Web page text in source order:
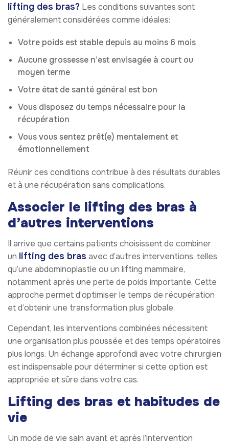
lifting des bras? Les conditions suivantes sont
généralement considérées comme idéales:
Votre poids est stable depuis au moins 6 mois
Aucune grossesse n’est envisagée à court ou
moyen terme
Votre état de santé général est bon
Vous disposez du temps nécessaire pour la
récupération
Vous vous sentez prêt(e) mentalement et
émotionnellement
Réunir ces conditions contribue à des résultats durables
et à une récupération sans complications.
Associer le lifting des bras à
d’autres interventions
Il arrive que certains patients choisissent de combiner
un lifting des bras avec d’autres interventions, telles
qu’une abdominoplastie ou un lifting mammaire,
notamment après une perte de poids importante. Cette
approche permet d’optimiser le temps de récupération
et d’obtenir une transformation plus globale.
Cependant, les interventions combinées nécessitent
une organisation plus poussée et des temps opératoires
plus longs. Un échange approfondi avec votre chirurgien
est indispensable pour déterminer si cette option est
appropriée et sûre dans votre cas.
Lifting des bras et habitudes de
vie
Un mode de vie sain avant et après l’intervention